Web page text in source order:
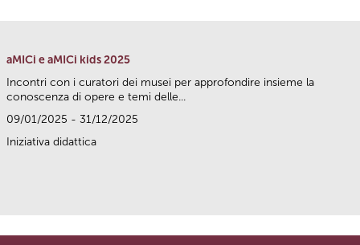
aMICi e aMICi kids 2025
Incontri con i curatori dei musei per approfondire insieme la
conoscenza di opere e temi delle...
09/01/2025 - 31/12/2025
Iniziativa didattica